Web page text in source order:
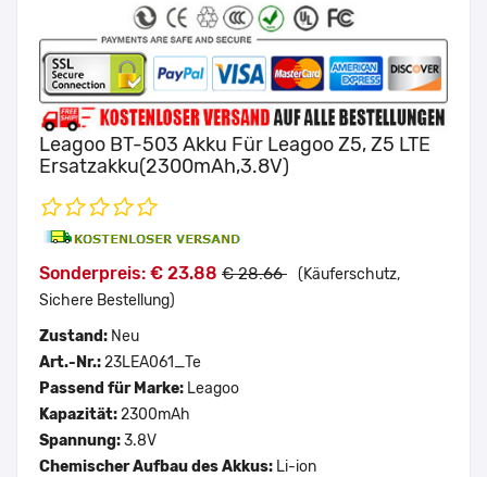
Leagoo BT-503 Akku Für Leagoo Z5, Z5 LTE
Ersatzakku(2300mAh,3.8V)
Sonderpreis: € 23.88 € 28.66 (Käuferschutz,
Sichere Bestellung)
Zustand: Neu
Art.-Nr.:23LEA061_Te
Passend für Marke: Leagoo
Kapazität:2300mAh
Spannung:3.8V
Chemischer Aufbau des Akkus: Li-ion